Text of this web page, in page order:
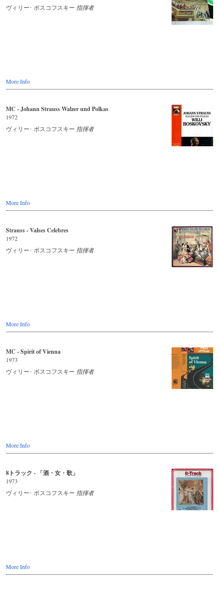
ヴィリー･ ボスコフスキー 指揮者
More Info
MC - Johann Strauss Walzer und Polkas
1972
ヴィリー･ ボスコフスキー 指揮者
More Info
Strauss - Valses Celebres
1972
ヴィリー･ ボスコフスキー 指揮者
More Info
MC - Spirit of Vienna
1973
ヴィリー･ ボスコフスキー 指揮者
More Info
8トラック - 「酒・女・歌」
1973
ヴィリー･ ボスコフスキー 指揮者
More Info